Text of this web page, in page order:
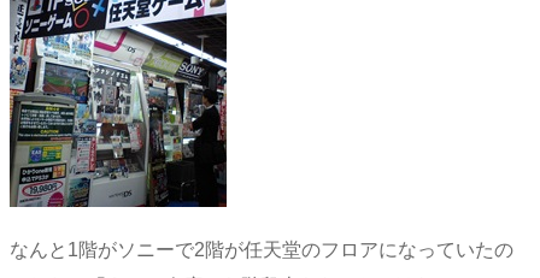
なんと1階がソニーで2階が任天堂のフロアになっていたの